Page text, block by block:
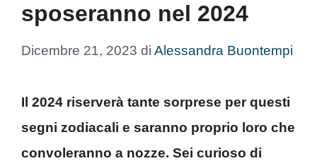
sposeranno nel 2024
Dicembre 21, 2023 di Alessandra Buontempi
Il 2024 riserverà tante sorprese per questi
segni zodiacali e saranno proprio loro che
convoleranno a nozze. Sei curioso di